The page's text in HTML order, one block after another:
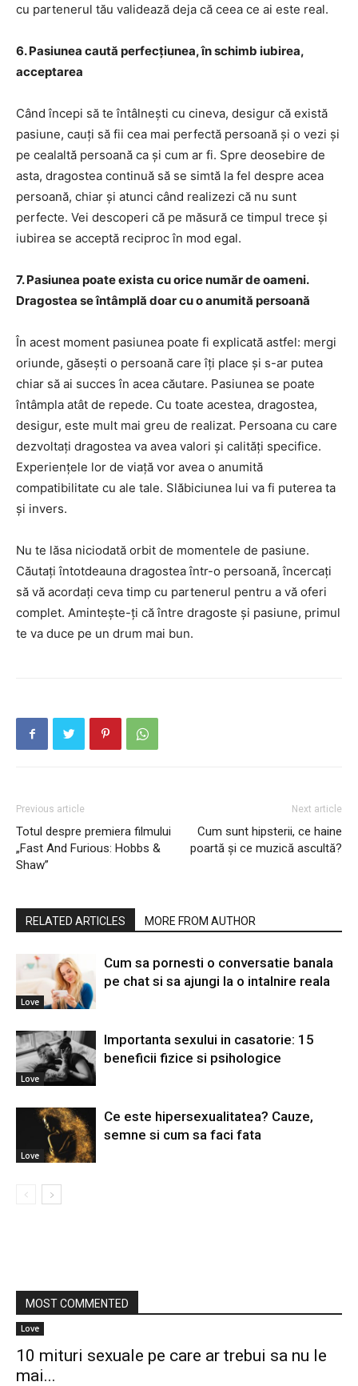
cu partenerul tău validează deja că ceea ce ai este real.
6. Pasiunea caută perfecțiunea, în schimb iubirea,
acceptarea
Când începi să te întâlnești cu cineva, desigur că există
pasiune, cauți să fii cea mai perfectă persoană și o vezi și
pe cealaltă persoană ca și cum ar fi. Spre deosebire de
asta, dragostea continuă să se simtă la fel despre acea
persoană, chiar și atunci când realizezi că nu sunt
perfecte. Vei descoperi că pe măsură ce timpul trece și
iubirea se acceptă reciproc în mod egal.
7. Pasiunea poate exista cu orice număr de oameni.
Dragostea se întâmplă doar cu o anumită persoană
În acest moment pasiunea poate fi explicată astfel: mergi
oriunde, găsești o persoană care îți place și s-ar putea
chiar să ai succes în acea căutare. Pasiunea se poate
întâmpla atât de repede. Cu toate acestea, dragostea,
desigur, este mult mai greu de realizat. Persoana cu care
dezvoltați dragostea va avea valori și calități specifice.
Experiențele lor de viață vor avea o anumită
compatibilitate cu ale tale. Slăbiciunea lui va fi puterea ta
și invers.
Nu te lăsa niciodată orbit de momentele de pasiune.
Căutați întotdeauna dragostea într-o persoană, încercați
să vă acordați ceva timp cu partenerul pentru a vă oferi
complet. Amintește-ți că între dragoste și pasiune, primul
te va duce pe un drum mai bun.
Previous article
Totul despre premiera filmului
„Fast And Furious: Hobbs &
Shaw”
Next article
Cum sunt hipsterii, ce haine
poartă și ce muzică ascultă?
RELATED ARTICLES MORE FROM AUTHOR
Love
Cum sa pornesti o conversatie banala
pe chat si sa ajungi la o intalnire reala
Love
Importanta sexului in casatorie: 15
beneficii fizice si psihologice
Love
Ce este hipersexualitatea? Cauze,
semne si cum sa faci fata
MOST COMMENTED
Love
10 mituri sexuale pe care ar trebui sa nu le
mai...